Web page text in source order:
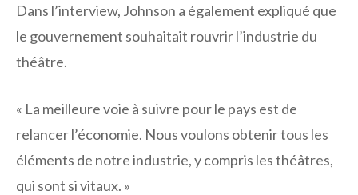
Dans l’interview, Johnson a également expliqué que
le gouvernement souhaitait rouvrir l’industrie du
théâtre.
« La meilleure voie à suivre pour le pays est de
relancer l’économie. Nous voulons obtenir tous les
éléments de notre industrie, y compris les théâtres,
qui sont si vitaux. »